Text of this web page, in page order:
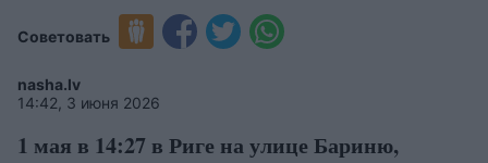
Советовать
nasha.lv
14:42, 3 июня 2026
1 мая в 14:27 в Риге на улице Бариню,